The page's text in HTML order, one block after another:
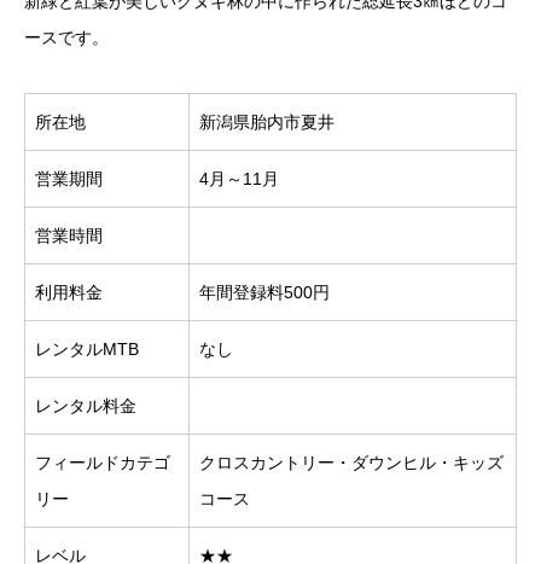
ースです。
所在地 新潟県胎内市夏井
営業期間 4月～11月
営業時間
利用料金 年間登録料500円
レンタルMTB なし
レンタル料金
フィールドカテゴ
リー
クロスカントリー・ダウンヒル・キッズ
コース
レベル ★★